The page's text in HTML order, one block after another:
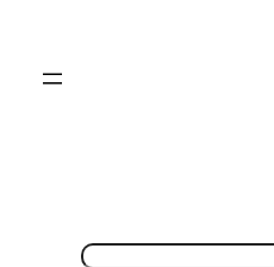
contenu
Rechercher